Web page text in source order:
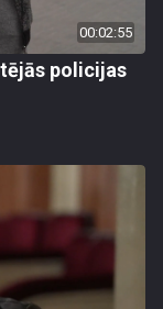
00:02:55
policijas